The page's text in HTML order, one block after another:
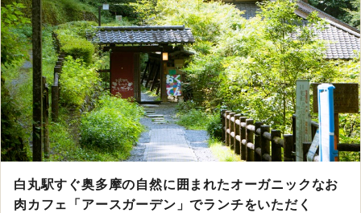
白丸駅すぐ奥多摩の自然に囲まれたオーガニックなお
肉カフェ「アースガーデン」でランチをいただく